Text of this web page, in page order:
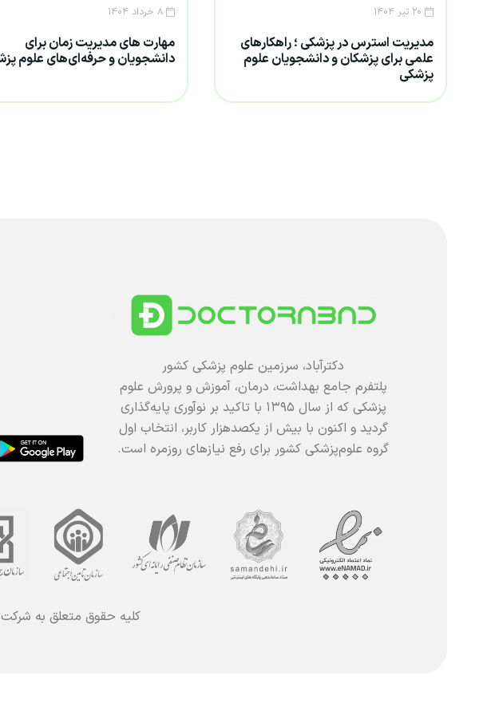
۲۰ تیر ۱۴۰۴
مدیریت استرس در پزشکی ؛ راهکارهای
علمی برای پزشکان و دانشجویان علوم
پزشکی
۸ خرداد ۱۴۰۴
مهارت های مدیریت زمان برای
دانشجویان و حرفه‌ای‌های علوم
دکترآباد، سرزمین علوم پزشکی کشور
پلتفرم جامع بهداشت، درمان، آموزش و پرورش علوم
پزشکی که از سال ۱۳۹۵ با تاکید بر نوآوری پایه‌گذاری
گردید و اکنون با بیش از یکصدهزار کاربر، انتخاب اول
گروه علوم‌پزشکی کشور برای رفع نیازهای روزمره است.
کلیه حقوق متعلق به